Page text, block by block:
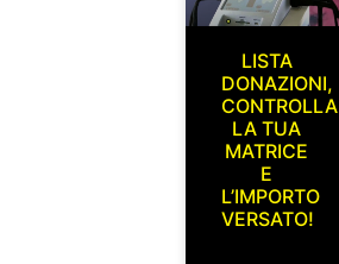
LISTA
DONAZIONI,
CONTROLLA
LA TUA
MATRICE
E
L’IMPORTO
VERSATO!